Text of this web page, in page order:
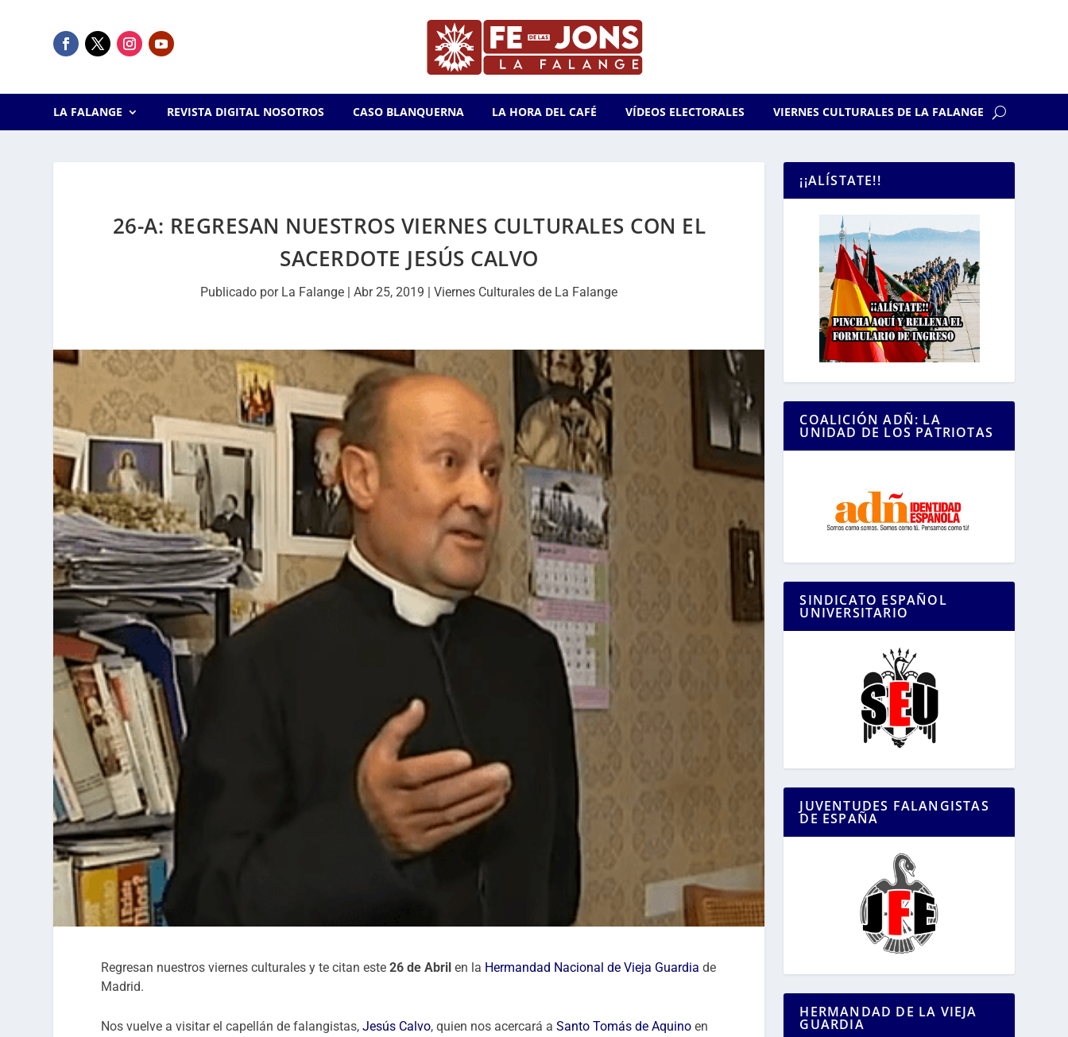
LA FALANGE REVISTA DIGITAL NOSOTROS CASO BLANQUERNA LA HORA DEL CAFÉ VÍDEOS ELECTORALES VIERNES CULTURALES DE LA FALANGE
26-A: REGRESAN NUESTROS VIERNES CULTURALES CON EL
SACERDOTE JESÚS CALVO
Publicado por La Falange |Abr 25, 2019 |Viernes Culturales de La Falange
Regresan nuestros viernes culturales y te citan este26 de Abril en la Hermandad Nacional de Vieja Guardia de
Madrid.
Nos vuelve a visitar el capellán de falangistas,Jesús Calvo, quien nos acercará aSanto Tomás de Aquino en
¡¡ALÍSTATE!!
COALICIÓN ADÑ: LA
UNIDAD DE LOS PATRIOTAS
SINDICATO ESPAÑOL
UNIVERSITARIO
JUVENTUDES FALANGISTAS
DE ESPAÑA
HERMANDAD DE LA VIEJA
GUARDIA